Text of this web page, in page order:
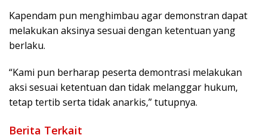
Kapendam pun menghimbau agar demonstran dapat
melakukan aksinya sesuai dengan ketentuan yang
berlaku.
“Kami pun berharap peserta demontrasi melakukan
aksi sesuai ketentuan dan tidak melanggar hukum,
tetap tertib serta tidak anarkis,” tutupnya.
Berita Terkait